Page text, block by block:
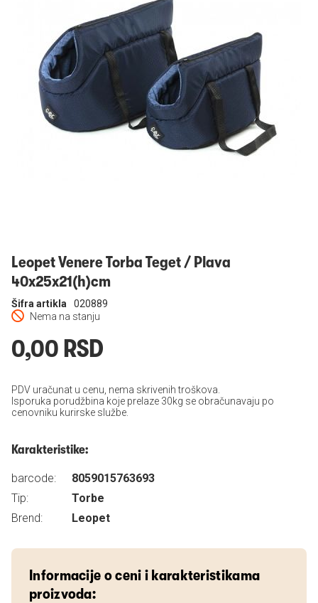
Leopet Venere Torba Teget / Plava
40x25x21(h)cm
Nema na stanju
Šifra artikla 020889
0,00 RSD
PDV uračunat u cenu, nema skrivenih troškova.
Isporuka porudžbina koje prelaze 30kg se obračunavaju po
cenovniku kurirske službe.
Karakteristike:
barcode:
8059015763693
Tip:
Torbe
Brend:
Leopet
Informacije o ceni i karakteristikama
proizvoda: